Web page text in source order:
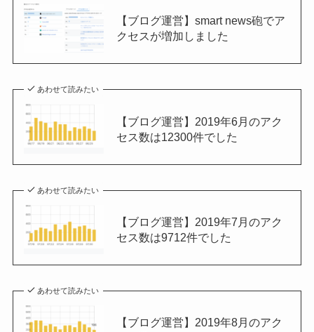
【ブログ運営】smart news砲でア
クセスが増加しました
あわせて読みたい
【ブログ運営】2019年6月のアク
セス数は12300件でした
あわせて読みたい
【ブログ運営】2019年7月のアク
セス数は9712件でした
あわせて読みたい
【ブログ運営】2019年8月のアク